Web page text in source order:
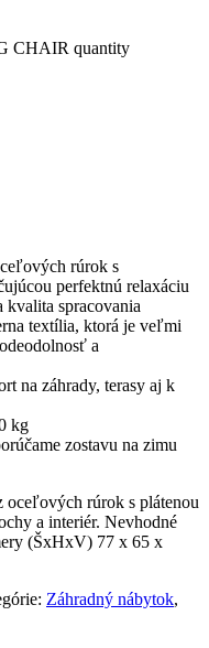
CHAIR quantity
rúrok s
perfektnú relaxáciu
spracovania
textília, ktorá je veľmi
a
na záhrady, terasy aj k
kg
zostavu na zimu
oceľových rúrok s plátenou
a interiér. Nevhodné
(ŠxHxV) 77 x 65 x
Záhradný nábytok,